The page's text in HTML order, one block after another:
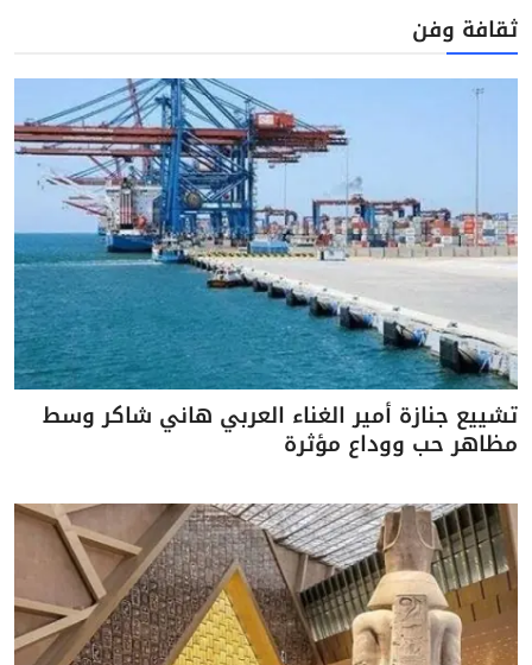
ثقافة وفن
تشييع جنازة أمير الغناء العربي هاني شاكر وسط
مظاهر حب ووداع مؤثرة